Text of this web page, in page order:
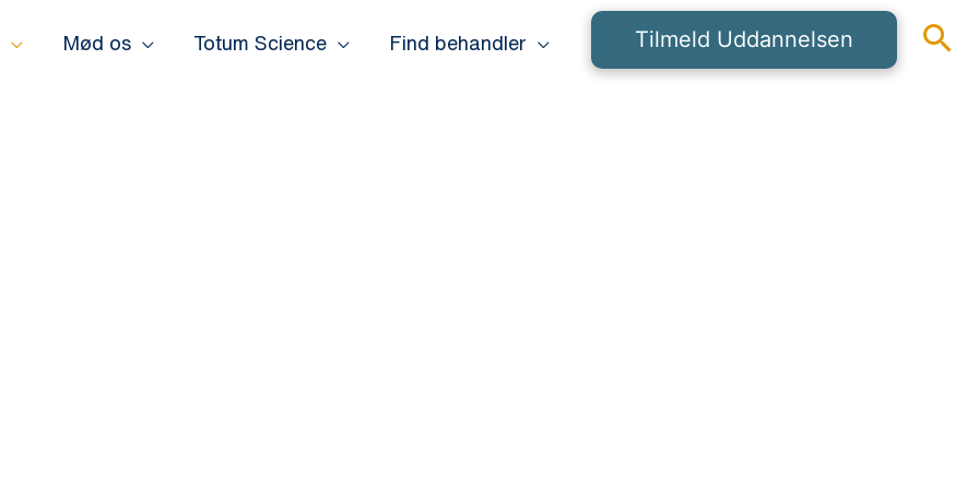
Mød os Totum Science Find behandler Tilmeld Uddannelsen